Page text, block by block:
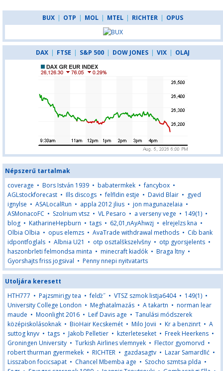
BUX | OTP | MOL | MTEL | RICHTER | OPUS
DAX | FTSE | S&P 500 | DOW JONES | VIX | OLAJ
Népszerű tartalmak
coverage • Bors István 1939 • babatermkek •fancybox •
AGLstockforecast • Ills discogs •felfldin estje • David Blair • gyed
ignylse • ASALocalRun • appla 2012 jlius • jon magunazelaia •
ASMonacoFC • Szolrium vtsz • VL Pesaro • a verseny vege • 149(1) •
blog • KatharineHepburn • tags • 62,01,nAyAhwzj • elrejelzs kna •
Olbia Olbia • opus elemzs • AvaTrade withdrawal methods • Cib bank
idpontfoglals • Albnia U21 • otp osztalškszelvšny • otp gyorsjelents •
haszonbrleti felmondsa minta • minecraft kiadók • Braga ltny •
Gyorshajts friss jogsival • Penny nnepi nyitvatarts
Utoljára keresett
HTH777 • Pajzsmirigy tea •felďż˝ • VTSZ szmok listja6404• 149(1) •
University College London • Meghatalmazás • A takartn • norman lear
maude • Moonlight 2016 • Leif Davis age • Tanulási módszerek
középiskolásoknak • BioHair Kecskemét • Milo Jovii • Kr a benzinrt • A
suttog knyv • tags • Jakob Pelletier • kzterleteseket • Freek Heerkens •
Groningen University • Turkish Airlines vlemnyek • Flector gyomorvd •
robert thurman gyermekek • RICHTER • gazdasagtv • Lazar Samardľić •
Lisszabon focicsapat • Chancel Mbemba age • Szocho szmtsa plda •